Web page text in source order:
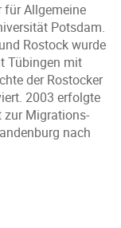
für Allgemeine
Potsdam.
Rostock wurde
Tübingen mit
der Rostocker
2003 erfolgte
zur Migrations-
nach